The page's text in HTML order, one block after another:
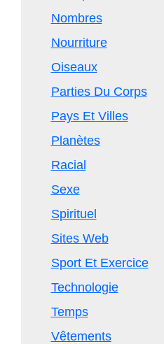
Nombres
Nourriture
Oiseaux
Parties Du Corps
Pays Et Villes
Planètes
Racial
Sexe
Spirituel
Sites Web
Sport Et Exercice
Technologie
Temps
Vêtements